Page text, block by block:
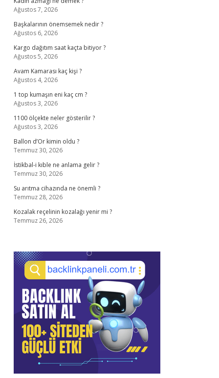
Ağustos 7, 2026
Başkalarının önemsemek nedir ?
Ağustos 6, 2026
Kargo dağıtım saat kaçta bitiyor ?
Ağustos 5, 2026
Avam Kamarası kaç kişi ?
Ağustos 4, 2026
1 top kumaşın eni kaç cm ?
Ağustos 3, 2026
1100 ölçekte neler gösterilir ?
Ağustos 3, 2026
Ballon d’Or kimin oldu ?
Temmuz 30, 2026
İstikbal-i kıble ne anlama gelir ?
Temmuz 30, 2026
Su arıtma cihazında ne önemli ?
Temmuz 28, 2026
Kozalak reçelinin kozalağı yenir mi ?
Temmuz 26, 2026